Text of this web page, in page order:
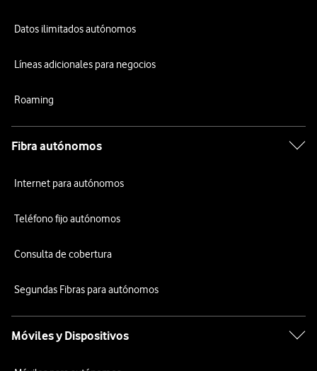
Datos ilimitados autónomos
Líneas adicionales para negocios
Roaming
Fibra autónomos
Internet para autónomos
Teléfono fijo autónomos
Consulta de cobertura
Segundas Fibras para autónomos
Móviles y Dispositivos